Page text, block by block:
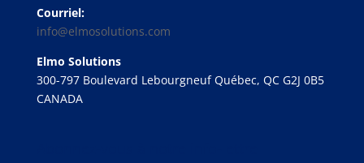
Courriel:
info@elmosolutions.com
Elmo Solutions
300-797 Boulevard Lebourgneuf Québec, QC G2J 0B5
CANADA